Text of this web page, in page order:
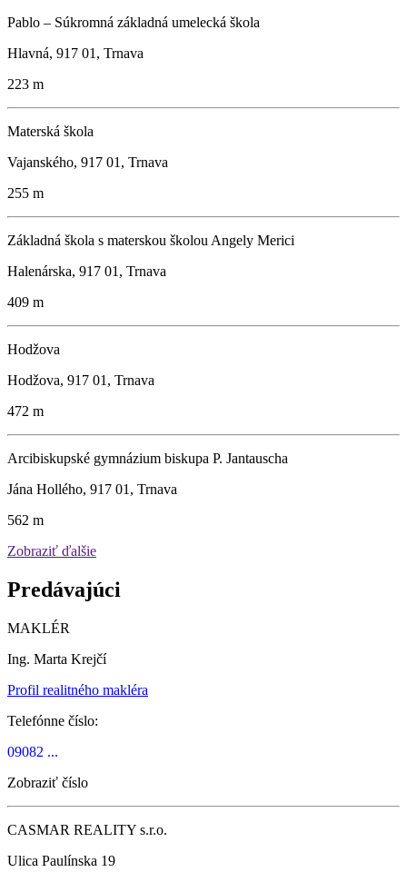
Pablo – Súkromná základná umelecká škola
Hlavná, 917 01, Trnava
223 m
Materská škola
Vajanského, 917 01, Trnava
255 m
Základná škola s materskou školou Angely Merici
Halenárska, 917 01, Trnava
409 m
Hodžova
Hodžova, 917 01, Trnava
472 m
Arcibiskupské gymnázium biskupa P. Jantauscha
Jána Hollého, 917 01, Trnava
562 m
Zobraziť ďalšie
Predávajúci
MAKLÉR
Ing. Marta Krejčí
Profil realitného makléra
Telefónne číslo:
09082 ...
Zobraziť číslo
CASMAR REALITY s.r.o.
Ulica Paulínska 19